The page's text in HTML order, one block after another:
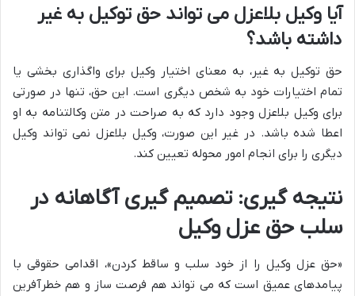
آیا وکیل بلاعزل می تواند حق توکیل به غیر
داشته باشد؟
حق توکیل به غیر، به معنای اختیار وکیل برای واگذاری بخشی یا
تمام اختیارات خود به شخص دیگری است. این حق، تنها در صورتی
برای وکیل بلاعزل وجود دارد که به صراحت در متن وکالتنامه به او
اعطا شده باشد. در غیر این صورت، وکیل بلاعزل نمی تواند وکیل
دیگری را برای انجام امور محوله تعیین کند.
نتیجه گیری: تصمیم گیری آگاهانه در
سلب حق عزل وکیل
«حق عزل وکیل را از خود سلب و ساقط کردن»، اقدامی حقوقی با
پیامدهای عمیق است که می تواند هم فرصت ساز و هم خطرآفرین